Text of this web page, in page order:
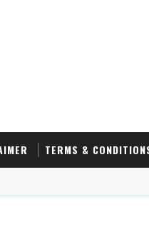
TERMS &